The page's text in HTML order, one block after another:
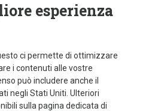
fino a 34%
esperienza
ci permette di ottimizzare
i contenuti alle vostre
può includere anche il
negli Stati Uniti. Ulteriori
sulla pagina dedicata di